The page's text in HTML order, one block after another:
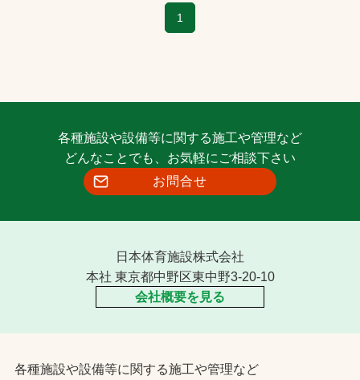
1
各種施設や設備等に関する施工や管理など
どんなことでも、お気軽にご相談下さい
お問合せ
日本体育施設株式会社
本社 東京都中野区東中野3-20-10
会社概要を見る
各種施設や設備等に関する施工や管理など